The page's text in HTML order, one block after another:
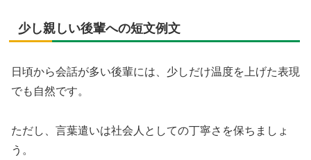
少し親しい後輩への短文例文
日頃から会話が多い後輩には、少しだけ温度を上げた表現
でも自然です。
ただし、言葉遣いは社会人としての丁寧さを保ちましょ
う。